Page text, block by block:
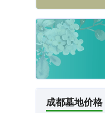
成都墓地价格